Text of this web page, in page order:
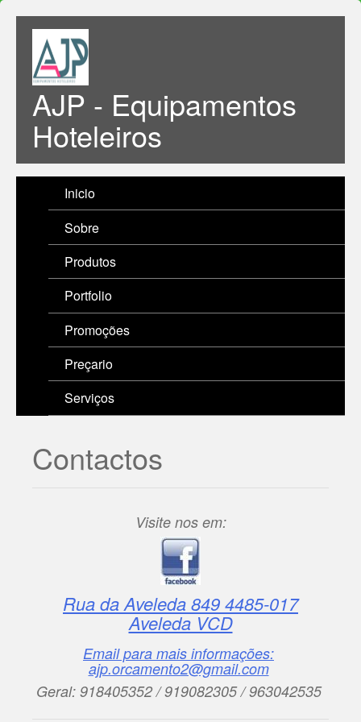
AJP - Equipamentos
Hoteleiros
Inicio
Sobre
Produtos
Portfolio
Promoções
Preçario
Serviços
Contactos
Visite nos em:
Rua da Aveleda 849 4485-017
Aveleda VCD
Email para mais informações:
ajp.orcamento2@gmail.com
Geral: 918405352 / 919082305 / 963042535